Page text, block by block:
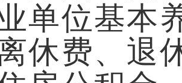
单位基本
休费、退